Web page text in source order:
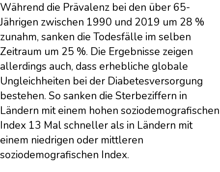
Während die Prävalenz bei den über 65-
Jährigen zwischen 1990 und 2019 um 28 %
zunahm, sanken die Todesfälle im selben
Zeitraum um 25 %. Die Ergebnisse zeigen
allerdings auch, dass erhebliche globale
Ungleichheiten bei der Diabetesversorgung
bestehen. So sanken die Sterbeziffern in
Ländern mit einem hohen soziodemografischen
Index 13 Mal schneller als in Ländern mit
einem niedrigen oder mittleren
soziodemografischen Index.